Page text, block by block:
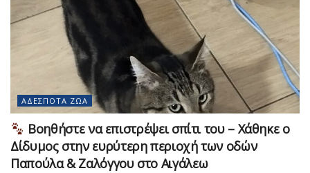
ΑΔΈΣΠΟΤΑ ΖΏΑ
Βοηθήστε να επιστρέψει σπίτι του – Χάθηκε ο
Δίδυμος στην ευρύτερη περιοχή των οδών
Παπούλα & Ζαλόγγου στο Αιγάλεω